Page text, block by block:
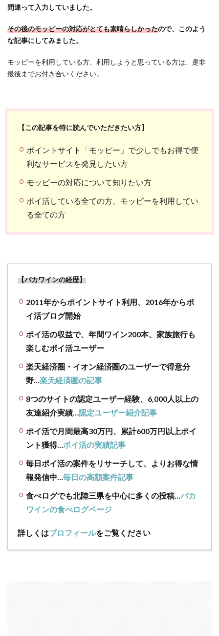
間違って入力していました。
その後のモッピーの対応がとても素晴らしかったので、このよう
な記事にしてみました。
モッピーを利用している方、利用しようと思っている方は、是非
最後までお付き合いください。
【この記事を特に読んでいただきたい方】
ポイントサイト「モッピー」で少しでもお得で便
利なサービスを発見したい方
モッピーの対応について知りたい方
ポイ活している全ての方、モッピーを利用してい
る全ての方
【バカワインの経歴】
2011年からポイントサイト利用、2016年からポ
イ活ブログ開始
ポイ活の収益で、年間ワイン200本、家族旅行も
楽しむポイ活ユーザー
楽天経済圏・イオン経済圏のユーザーで得意分
野…楽天経済圏の記事
8つのサイトの認定ユーザー経験、6,000人以上の
友達紹介実績…認定ユーザー紹介記事
ポイ活で月間最高30万円、累計600万円以上ポイ
ント獲得…ポイ活の実績記事
毎日ポイ活の案件をリサーチして、よりお得な情
報発信中…毎日の高額案件記事
食べログでも北陸三県を中心に多くの投稿…バカ
ワインの食べログページ
詳しくはプロフィールをご覧ください